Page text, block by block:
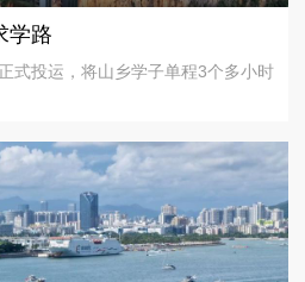
学路
式投运，将山乡学子单程3个多小时